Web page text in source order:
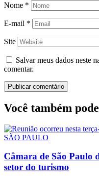
Nome *
E-mail *
Site
Salvar meus dados neste
comentar.
Você também
SÃO PAULO
Câmara de São Paulo
setor do turismo